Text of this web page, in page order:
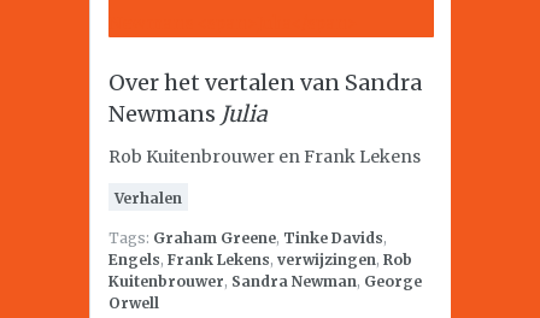
Over het vertalen van Sandra
Newmans Julia
Rob Kuitenbrouwer en Frank Lekens
Verhalen
Tags: Graham Greene, Tinke Davids,
Engels, Frank Lekens, verwijzingen, Rob
Kuitenbrouwer, Sandra Newman, George
Orwell